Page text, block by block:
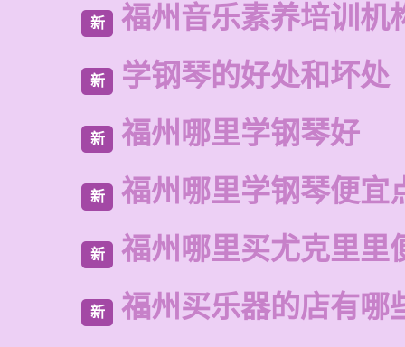
新 福州音乐素养培训机
新 学钢琴的好处和坏处
新 福州哪里学钢琴好
新 福州哪里学钢琴便宜
新 福州哪里买尤克里里
新 福州买乐器的店有哪